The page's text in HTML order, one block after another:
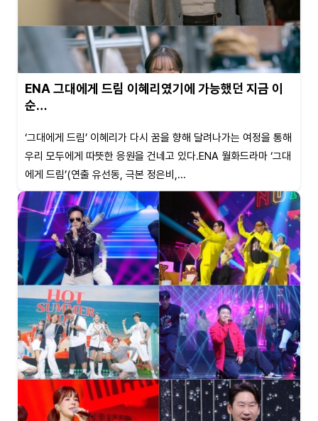
ENA 그대에게 드림 이혜리였기에 가능했던 지금 이
순…
‘그대에게 드림’ 이혜리가 다시 꿈을 향해 달려나가는 여정을 통해
우리 모두에게 따뜻한 응원을 건네고 있다.ENA 월화드라마 ‘그대
에게 드림’(연출 유선동, 극본 정은비,...